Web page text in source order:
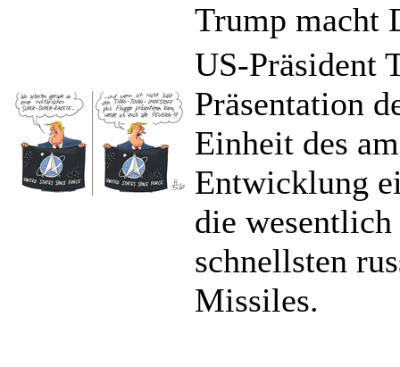
Trump macht
US-Präsident
Präsentation
Einheit des
Entwicklung
die
schnellsten
Missiles.